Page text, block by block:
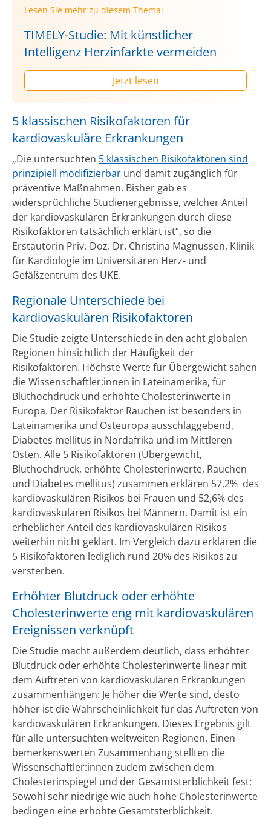
Lesen Sie mehr zu diesem Thema:
TIMELY-Studie: Mit künstlicher
Intelligenz Herzinfarkte vermeiden
Jetzt lesen
5 klassischen Risikofaktoren für
kardiovaskuläre Erkrankungen
„Die untersuchten 5 klassischen Risikofaktoren sind
prinzipiell modifizierbar und damit zugänglich für
präventive Maßnahmen. Bisher gab es
widersprüchliche Studienergebnisse, welcher Anteil
der kardiovaskulären Erkrankungen durch diese
Risikofaktoren tatsächlich erklärt ist“, so die
Erstautorin Priv.-Doz. Dr. Christina Magnussen, Klinik
für Kardiologie im Universitären Herz- und
Gefäßzentrum des UKE.
Regionale Unterschiede bei
kardiovaskulären Risikofaktoren
Die Studie zeigte Unterschiede in den acht globalen
Regionen hinsichtlich der Häufigkeit der
Risikofaktoren. Höchste Werte für Übergewicht sahen
die Wissenschaftler:innen in Lateinamerika, für
Bluthochdruck und erhöhte Cholesterinwerte in
Europa. Der Risikofaktor Rauchen ist besonders in
Lateinamerika und Osteuropa ausschlaggebend,
Diabetes mellitus in Nordafrika und im Mittleren
Osten. Alle 5 Risikofaktoren (Übergewicht,
Bluthochdruck, erhöhte Cholesterinwerte, Rauchen
und Diabetes mellitus) zusammen erklären 57,2% des
kardiovaskulären Risikos bei Frauen und 52,6% des
kardiovaskulären Risikos bei Männern. Damit ist ein
erheblicher Anteil des kardiovaskulären Risikos
weiterhin nicht geklärt. Im Vergleich dazu erklären die
5 Risikofaktoren lediglich rund 20% des Risikos zu
versterben.
Erhöhter Blutdruck oder erhöhte
Cholesterinwerte eng mit kardiovaskulären
Ereignissen verknüpft
Die Studie macht außerdem deutlich, dass erhöhter
Blutdruck oder erhöhte Cholesterinwerte linear mit
dem Auftreten von kardiovaskulären Erkrankungen
zusammenhängen: Je höher die Werte sind, desto
höher ist die Wahrscheinlichkeit für das Auftreten von
kardiovaskulären Erkrankungen. Dieses Ergebnis gilt
für alle untersuchten weltweiten Regionen. Einen
bemerkenswerten Zusammenhang stellten die
Wissenschaftler:innen zudem zwischen dem
Cholesterinspiegel und der Gesamtsterblichkeit fest:
Sowohl sehr niedrige wie auch hohe Cholesterinwerte
bedingen eine erhöhte Gesamtsterblichkeit.